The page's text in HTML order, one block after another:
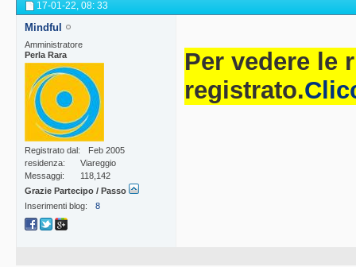
17-01-22, 08: 33
Mindful
Amministratore
Perla Rara
Registrato dal
Feb 2005
residenza
Viareggio
Messaggi
118,142
Grazie Partecipo / Passo
Inserimenti blog
8
Per vedere le
registrato.